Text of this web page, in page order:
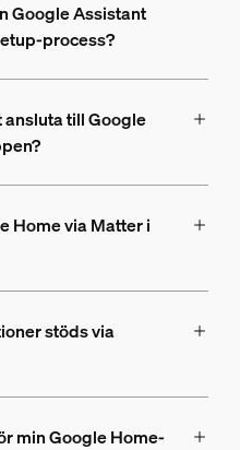
Google Assistant
process?
till Google
Home via Matter i
stöds via
min Google Home-